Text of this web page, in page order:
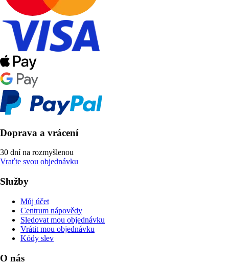
Doprava a vrácení
30 dní na rozmyšlenou
Vraťte svou objednávku
Služby
Můj účet
Centrum nápovědy
Sledovat mou objednávku
Vrátit mou objednávku
Kódy slev
O nás